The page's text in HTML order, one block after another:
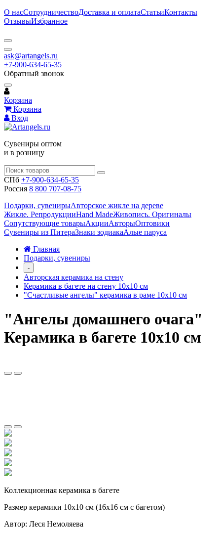
О насСотрудничествоДоставка и оплатаСтатьиКонтакты
ОтзывыИзбранное
ask@artangels.ru
+7-900-634-65-35
Обратный звонок
Корзина
Корзина
Вход
Сувениры оптом
и в розницу
СПб +7-900-634-65-35
Россия 8 800 707-08-75
Подарки, сувенирыАвторское жикле на дереве
Жикле. РепродукцииHand MadeЖивопись. Оригиналы
Сопутствующие товарыАкцииАвторыОптовики
Сувениры из ПитераЗнаки зодиакаАлые паруса
Главная
Подарки, сувениры
-
Авторская керамика на стену
Керамика в багете на стену 10х10 см
"Счастливые ангелы" керамика в раме 10х10 см
"Ангелы домашнего очага"
Керамика в багете 10х10 см
Коллекционная керамика в багете
Размер керамики 10х10 см (16х16 см с багетом)
Автор: Леся Немоляева